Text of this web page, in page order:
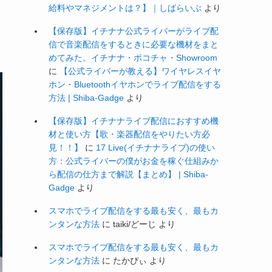
給料やマネジメントは？】｜しばらいぶ より
【保存版】イチナナ公式ライバーがライブ配
信で音楽配信をするときに必要な機材をまと
めてみた。イチナナ・ポコチャ・Showroom
に
【公式ライバーが教える】ワイヤレスイヤ
ホン・Bluetoothイヤホンでライブ配信をする
方法 | Shiba-Gadge より
【保存版】イチナナライブ配信におすすめ機
材と使い方【歌・楽器配信をやりたい方必
見！！】
に 17 Live(イチナナライブ)の使い
方：公式ライバーの僕がお金を稼ぐ仕組みか
ら配信の仕方まで解説【まとめ】 | Shiba-
Gadge より
スマホでライブ配信をする最も安く、最もカ
ンタンな方法 に taiki/どーじ より
スマホでライブ配信をする最も安く、最もカ
ンタンな方法 に たかぴぃ より